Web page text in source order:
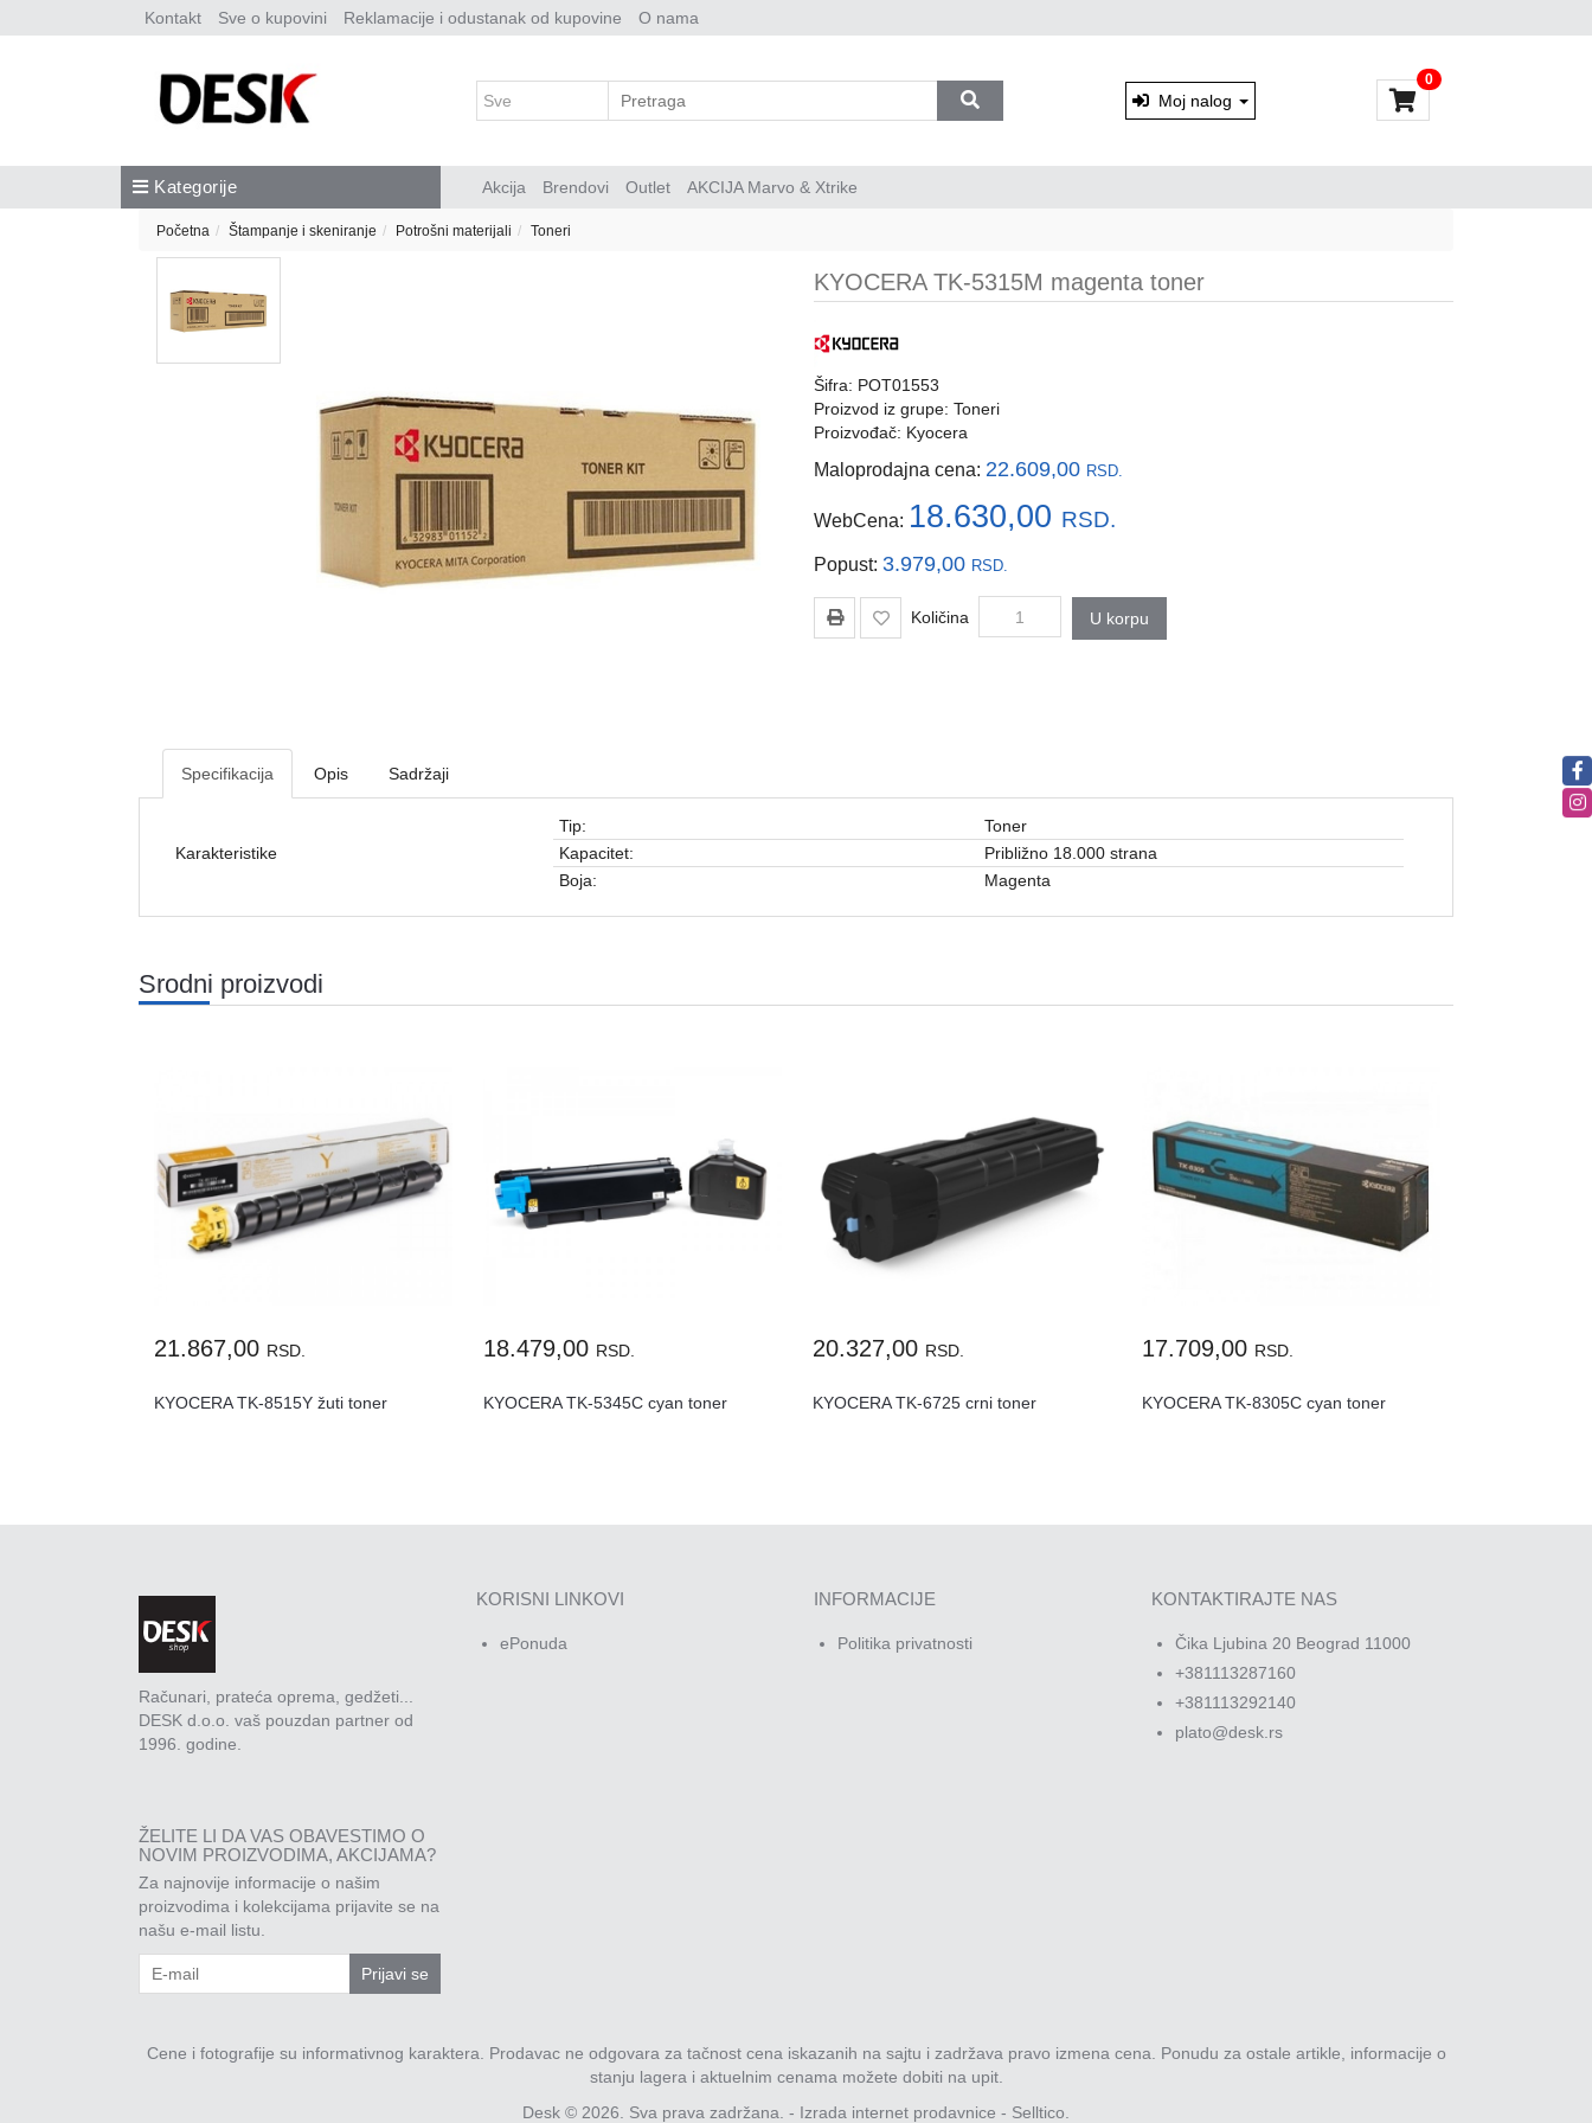
Kontakt Sve o kupovini Reklamacije i odustanak od kupovine O nama
Moj nalog
0
Kategorije Akcija Brendovi Outlet AKCIJA Marvo & Xtrike
Početna Štampanje i skeniranje Potrošni materijali Toneri
KYOCERA TK-5315M magenta toner
Šifra: POT01553
Proizvod iz grupe: Toneri
Proizvođač: Kyocera
Maloprodajna cena: 22.609,00 RSD.
WebCena: 18.630,00 RSD.
Popust: 3.979,00 RSD.
Količina U korpu
Specifikacija Opis Sadržaji
Karakteristike
Tip:
Toner
Kapacitet:
Približno 18.000 strana
Boja:
Magenta
Srodni proizvodi
21.867,00 RSD.
KYOCERA TK-8515Y žuti toner
18.479,00 RSD.
KYOCERA TK-5345C cyan toner
20.327,00 RSD.
KYOCERA TK-6725 crni toner
17.709,00 RSD.
KYOCERA TK-8305C cyan toner
Računari, prateća oprema, gedžeti...
DESK d.o.o. vaš pouzdan partner od
1996. godine.
KORISNI LINKOVI
ePonuda
INFORMACIJE
Politika privatnosti
KONTAKTIRAJTE NAS
Čika Ljubina 20 Beograd 11000
+381113287160
+381113292140
plato@desk.rs
ŽELITE LI DA VAS OBAVESTIMO O
NOVIM PROIZVODIMA, AKCIJAMA?
Za najnovije informacije o našim
proizvodima i kolekcijama prijavite se na
našu e-mail listu.
Prijavi se
Cene i fotografije su informativnog karaktera. Prodavac ne odgovara za tačnost cena iskazanih na sajtu i zadržava pravo izmena cena. Ponudu za ostale artikle, informacije o
stanju lagera i aktuelnim cenama možete dobiti na upit.
Desk © 2026. Sva prava zadržana. - Izrada internet prodavnice - Selltico.